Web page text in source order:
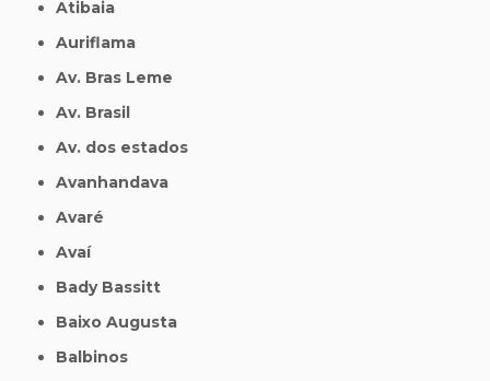
Atibaia
Auriflama
Av. Bras Leme
Av. Brasil
Av. dos estados
Avanhandava
Avaré
Avaí
Bady Bassitt
Baixo Augusta
Balbinos